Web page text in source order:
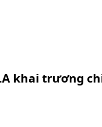
khai trương